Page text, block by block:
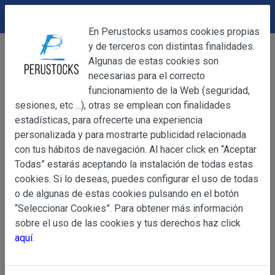
Bebidas
Vinos
Vino tinto Intipalka Tannat 750ml
OBJETO
Información
Básica
sobre
de Datos
OBJETO
Las presentes Condiciones Generales regulan la
web www.perustocks.es, del que es titular ALBERT
YACARINE (en adelante, PERUSTOCKS).
La adquisición de cualesquiera de los productos
DEVOLUCIONES
En Perustocks usamos cookies propias
y de terceros con distintas finalidades.
Algunas de estas cookies son
necesarias para el correcto
funcionamiento de la Web (seguridad,
sesiones, etc ...), otras se emplean con finalidades
estadísticas, para ofrecerte una experiencia
personalizada y para mostrarte publicidad relacionada
con tus hábitos de navegación. Al hacer click en “Aceptar
Todas” estarás aceptando la instalación de todas estas
cookies. Si lo deseas, puedes configurar el uso de todas
o de algunas de estas cookies pulsando en el botón
“Seleccionar Cookies”. Para obtener más información
sobre el uso de las cookies y tus derechos haz click
aquí.